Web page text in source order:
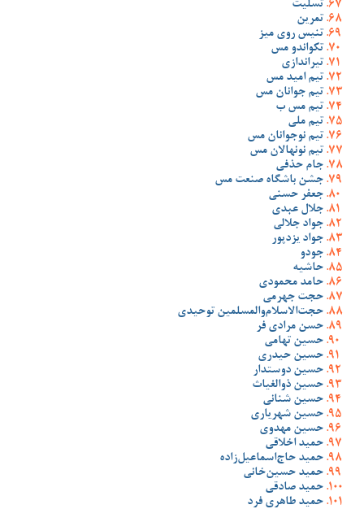
تسلیت
تمرین
تنیس روی میز
تکواندو مس
تیراندازی
تیم امید مس
تیم جوانان مس
تیم مس ب
تیم ملی
تیم نوجوانان مس
تیم نونهالان مس
جام حذفی
جشن باشگاه صنعت مس
جعفر حسنی
جلال عبدی
جواد جلالی
جواد یزدپور
جودو
حاشیه
حامد محمودی
حجت جهرمی
حجت‌الاسلام‌والمسلمین توحیدی
حسن مرادی فر
حسین تهامی
حسین حیدری
حسین دوستدار
حسین ذوالغیاث
حسین شنانی
حسین شهریاری
حسین مهدوی
حمید اخلاقی
حمید حاج‌اسماعیل‌زاده
حمید حسین‌خانی
حمید صادقی
حمید طاهری فرد